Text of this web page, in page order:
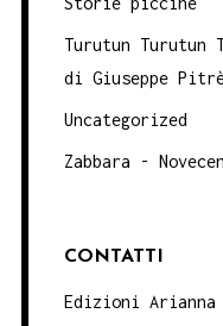
Turutun
di Giuseppe
Uncategorized
Zabbara -
CONTATTI
Edizioni